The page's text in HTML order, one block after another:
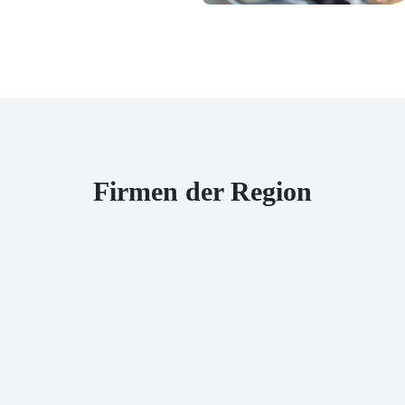
Firmen der Region